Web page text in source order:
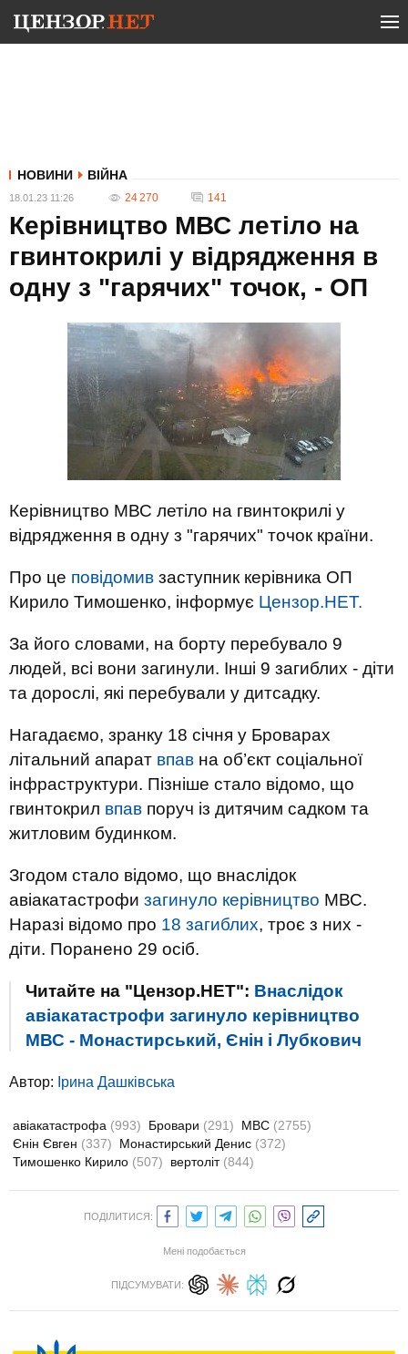
НОВИНИ ВІЙНА
18.01.23 11:26 24 270 141
Керівництво МВС летіло на
гвинтокрилі у відрядження в
одну з "гарячих" точок, - ОП
Керівництво МВС летіло на гвинтокрилі у
відрядження в одну з "гарячих" точок країни.
Про це повідомив заступник керівника ОП
Кирило Тимошенко, інформує Цензор.НЕТ.
За його словами, на борту перебувало 9
людей, всі вони загинули. Інші 9 загиблих - діти
та дорослі, які перебували у дитсадку.
Нагадаємо, зранку 18 січня у Броварах
літальний апарат впав на об’єкт соціальної
інфраструктури. Пізніше стало відомо, що
гвинтокрил впав поруч із дитячим садком та
житловим будинком.
Згодом стало відомо, що внаслідок
авіакатастрофи загинуло керівництво МВС.
Наразі відомо про 18 загиблих, троє з них -
діти. Поранено 29 осіб.
Читайте на "Цензор.НЕТ": Внаслідок
авіакатастрофи загинуло керівництво
МВС - Монастирський, Єнін і Лубкович
Автор: Ірина Дашківська
авіакатастрофа (993) Бровари (291) МВС (2755)
Єнін Євген (337) Монастирський Денис (372)
Тимошенко Кирило (507) вертоліт (844)
ПОДІЛИТИСЯ:
Мені подобається
ПІДСУМУВАТИ: